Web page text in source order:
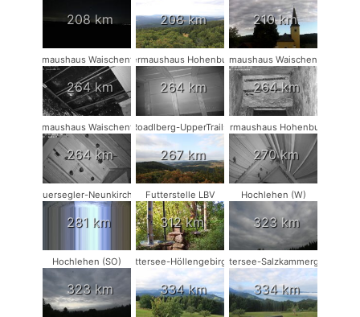
208 km 208 km 210 km
Fledermaushaus Waischenfeld #3
264 km
Fledermaushaus Hohenburg #1
264 km
Fledermaushaus Waischenfeld #1
264 km
Fledermaushaus Waischenfeld #2
264 km
Roadlberg-UpperTrails
267 km
Fledermaushaus Hohenburg #2
270 km
Mauersegler-Neunkirchen
281 km
Futterstelle LBV
312 km
Hochlehen (W)
323 km
Hochlehen (SO)
323 km
Attersee-Höllengebirge
334 km
Attersee-Salzkammergut
334 km